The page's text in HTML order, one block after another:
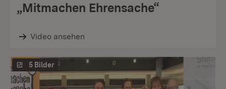
„Mitmachen Ehrensache“
Video ansehen
5 Bilder